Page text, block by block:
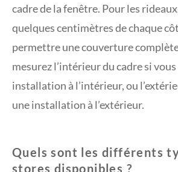
cadre de la fenêtre. Pour les
quelques centimètres de chaque
permettre une couverture
mesurez l’intérieur du cadre si
installation à l’intérieur, ou
une installation à l’extérieur.
Quels sont les différents
stores disponibles ?